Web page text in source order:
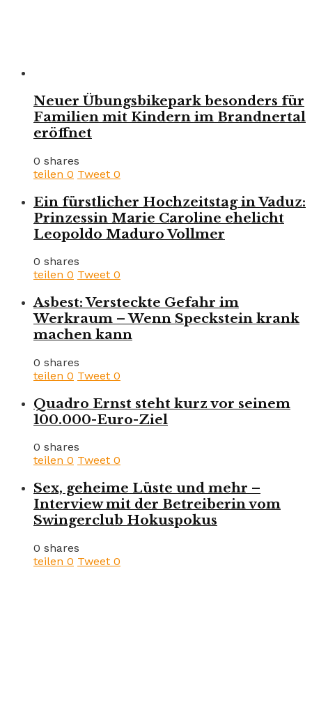
Neuer Übungsbikepark besonders für
Familien mit Kindern im Brandnertal
eröffnet
0 shares
teilen 0 Tweet 0
Ein fürstlicher Hochzeitstag in Vaduz:
Prinzessin Marie Caroline ehelicht
Leopoldo Maduro Vollmer
0 shares
teilen 0 Tweet 0
Asbest: Versteckte Gefahr im
Werkraum – Wenn Speckstein krank
machen kann
0 shares
teilen 0 Tweet 0
Quadro Ernst steht kurz vor seinem
100.000-Euro-Ziel
0 shares
teilen 0 Tweet 0
Sex, geheime Lüste und mehr –
Interview mit der Betreiberin vom
Swingerclub Hokuspokus
0 shares
teilen 0 Tweet 0